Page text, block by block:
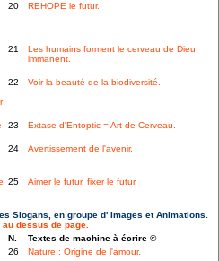
20 REHOPE le futur.
21
Les humains forment le cerveau de Dieu
immanent.
22 Voir la beauté de la biodiversité.
23 Extase d'Entoptic = Art de Cerveau.
24 Avertissement de l'avenir.
25 Aimer le futur, fixer le futur.
Slogans, en groupe d' Images et Animations.
au dessus de page.
N.
Textes de machine à écrire ©
26 Nature : Origine de l'amour.